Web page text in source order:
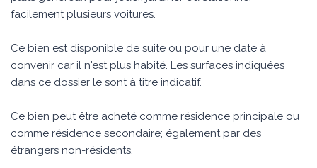
facilement plusieurs voitures.
Ce bien est disponible de suite ou pour une date à
convenir car il n'est plus habité. Les surfaces indiquées
dans ce dossier le sont à titre indicatif.
Ce bien peut être acheté comme résidence principale ou
comme résidence secondaire; également par des
étrangers non-résidents.